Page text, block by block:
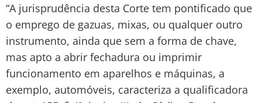
“A jurisprudência desta Corte tem pontificado que
o emprego de gazuas, mixas, ou qualquer outro
instrumento, ainda que sem a forma de chave,
mas apto a abrir fechadura ou imprimir
funcionamento em aparelhos e máquinas, a
exemplo, automóveis, caracteriza a qualificadora